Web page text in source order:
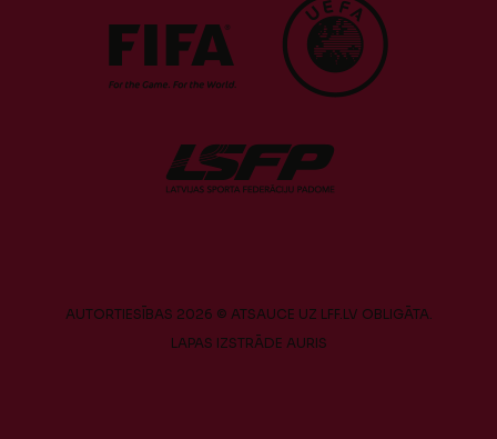
AUTORTIESĪBAS 2026 © ATSAUCE UZ LFF.LV OBLIGĀTA.
LAPAS IZSTRĀDE AURIS